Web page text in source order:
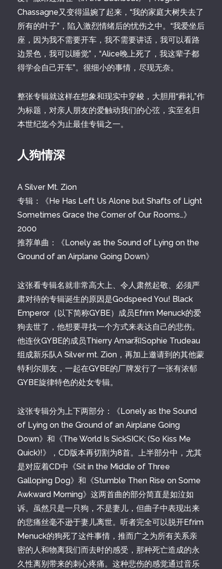
Chassagne又变得温婉了起来，“我的家庭大树失去了
所有的叶子”，陷入激烈情绪后的忧伤之中。“我爱坐后
座，因为我不需要开车，我不需要讲话，我可以看路
边景色，我可以睡觉”，“Alice晚上死了，我这辈子都
得学会自己开车”。很细小的事情，尽现无奈。
整张专辑就这样在想象和现实中穿梭，大胆用“葬礼”作
为标题，对亲人朋友的爱触动我们的心弦，实至名归
本世纪迄今为止最佳专辑之一。
人狗情深
A Silver Mt. Zion
专辑：《He Has Left Us Alone but Shafts of Light
Sometimes Grace the Corner of Our Rooms…》
2000
推荐单曲：《Lonely as the Sound of Lying on the
Ground of an Airplane Going Down》
这张看专辑名就非常高大上、令人肃然起敬、必须严
肃对待的专辑诞生的原因是Godspeed You! Black
Emperor（以下简称GYBE）成员Efrim Menuck的爱
狗去世了，他想要寻找一个方式来表达自己的悲伤。
他连伙GYBE的成员Thierry Amar和Sophie Trudeau
组成新乐队A Silver mt. Zion，再加上邀请到的其他蒙
特利尔朋友，一起在GYBE的厂牌发行了一张有浓郁
GYBE旋律特色的处女专辑。
这张专辑分为上下两部分：《Lonely as the Sound
of Lying on the Ground of an Airplane Going
Down》和《The World Is SickSICK; (So Kiss Me
Quick)!》，CD版本再切割为8首。上半部分中，尤其
是对应着CD中《Sit in the Middle of Three
Galloping Dog》和《Stumble Then Rise on Some
Awkward Morning》这两首曲的部分简直是如泣如
诉。虽然只是一只狗，不是妻儿，但曲子中表现出来
的悲痛丝毫不逊于妻儿离世。听者完全可以脱开Efrim
Menuck的狗死了这件事情，推而广之为所有关系亲
密的人和物离我们而去时的感受，那种死亡造成的永
久性离别带来的刺心疼痛。这种悲伤的感觉通过音乐